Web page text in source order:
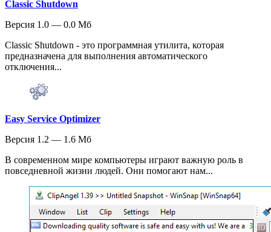
Classic Shutdown
Версия 1.0 — 0.0 Мб
Classic Shutdown - это программная утилита, которая
предназначена для выполнения автоматического
отключения...
Easy Service Optimizer
Версия 1.2 — 1.6 Мб
В современном мире компьютеры играют важную роль в
повседневной жизни людей. Они помогают нам...